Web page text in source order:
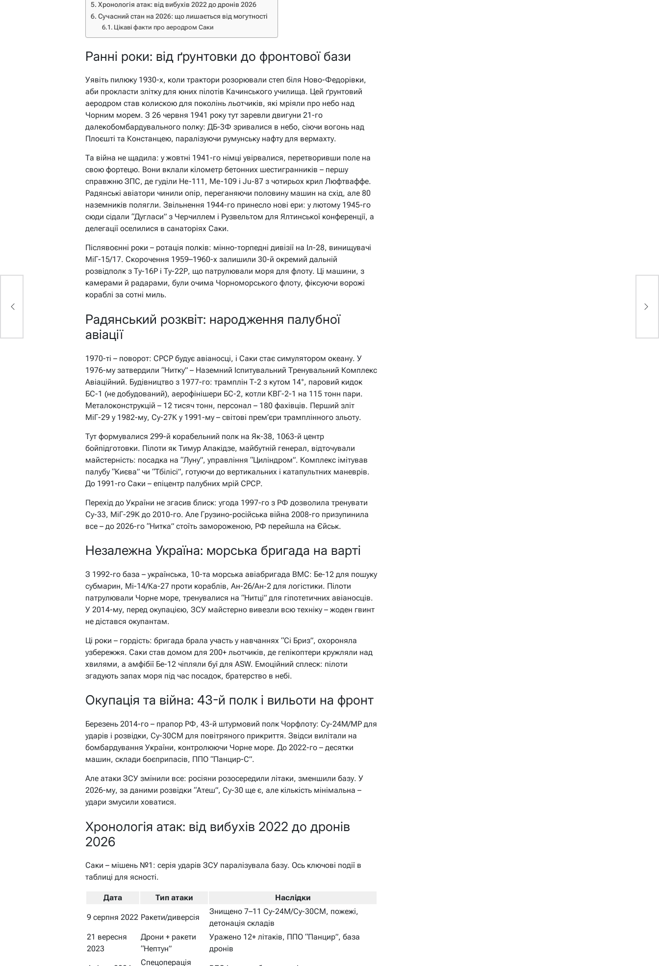
Хронологія атак: від вибухів 2022 до дронів 2026
Сучасний стан на 2026: що лишається від могутності
Цікаві факти про аеродром Саки
Ранні роки: від ґрунтовки до фронтової бази
Уявіть пилюку 1930-х, коли трактори розорювали степ біля Ново-Федорівки,
аби прокласти злітку для юних пілотів Качинського училища. Цей ґрунтовий
аеродром став колискою для поколінь льотчиків, які мріяли про небо над
Чорним морем. З 26 червня 1941 року тут заревли двигуни 21-го
далекобомбардувального полку: ДБ-3Ф зривалися в небо, сіючи вогонь над
Плоєшті та Констанцею, паралізуючи румунську нафту для вермахту.
Та війна не щадила: у жовтні 1941-го німці увірвалися, перетворивши поле на
свою фортецю. Вони вклали кілометр бетонних шестигранників – першу
справжню ЗПС, де гуділи He-111, Me-109 і Ju-87 з чотирьох крил Люфтваффе.
Радянські авіатори чинили опір, переганяючи половину машин на схід, але 80
наземників полягли. Звільнення 1944-го принесло нові ери: у лютому 1945-го
сюди сідали “Дугласи” з Черчиллем і Рузвельтом для Ялтинської конференції, а
делегації оселилися в санаторіях Саки.
Післявоєнні роки – ротація полків: мінно-торпедні дивізії на Іл-28, винищувачі
МіГ-15/17. Скорочення 1959–1960-х залишили 30-й окремий дальній
розвідполк з Ту-16Р і Ту-22Р, що патрулювали моря для флоту. Ці машини, з
камерами й радарами, були очима Чорноморського флоту, фіксуючи ворожі
кораблі за сотні миль.
Радянський розквіт: народження палубної
авіації
1970-ті – поворот: СРСР будує авіаносці, і Саки стає симулятором океану. У
1976-му затвердили “Нитку” – Наземний Іспитувальний Тренувальний Комплекс
Авіаційний. Будівництво з 1977-го: трамплін Т-2 з кутом 14°, паровий кидок
БС-1 (не добудований), аерофінішери БС-2, котли КВГ-2-1 на 115 тонн пари.
Металоконструкцій – 12 тисяч тонн, персонал – 180 фахівців. Перший зліт
МіГ-29 у 1982-му, Су-27К у 1991-му – світові прем’єри трамплінного зльоту.
Тут формувалися 299-й корабельний полк на Як-38, 1063-й центр
бойпідготовки. Пілоти як Тимур Апакідзе, майбутній генерал, відточували
майстерність: посадка на “Луну”, управління “Циліндром”. Комплекс імітував
палубу “Києва” чи “Тбілісі”, готуючи до вертикальних і катапультних маневрів.
До 1991-го Саки – епіцентр палубних мрій СРСР.
Перехід до України не згасив блиск: угода 1997-го з РФ дозволила тренувати
Су-33, МіГ-29К до 2010-го. Але Грузино-російська війна 2008-го призупинила
все – до 2026-го “Нитка” стоїть замороженою, РФ перейшла на Єйськ.
Незалежна Україна: морська бригада на варті
З 1992-го база – українська, 10-та морська авіабригада ВМС: Бе-12 для пошуку
субмарин, Мі-14/Ка-27 проти кораблів, Ан-26/Ан-2 для логістики. Пілоти
патрулювали Чорне море, тренувалися на “Нитці” для гіпотетичних авіаносців.
У 2014-му, перед окупацією, ЗСУ майстерно вивезли всю техніку – жоден гвинт
не дістався окупантам.
Ці роки – гордість: бригада брала участь у навчаннях “Сі Бриз”, охороняла
узбережжя. Саки став домом для 200+ льотчиків, де гелікоптери кружляли над
хвилями, а амфібії Бе-12 чіпляли буї для ASW. Емоційний сплеск: пілоти
згадують запах моря під час посадок, братерство в небі.
Окупація та війна: 43-й полк і вильоти на фронт
Березень 2014-го – прапор РФ, 43-й штурмовий полк Чорфлоту: Су-24М/МР для
ударів і розвідки, Су-30СМ для повітряного прикриття. Звідси вилітали на
бомбардування України, контролюючи Чорне море. До 2022-го – десятки
машин, склади боєприпасів, ППО “Панцир-С”.
Але атаки ЗСУ змінили все: росіяни розосередили літаки, зменшили базу. У
2026-му, за даними розвідки “Атеш”, Су-30 ще є, але кількість мінімальна –
удари змусили ховатися.
Хронологія атак: від вибухів 2022 до дронів
2026
Саки – мішень №1: серія ударів ЗСУ паралізувала базу. Ось ключові події в
таблиці для ясності.
Дата Тип атаки Наслідки
9 серпня 2022 Ракети/диверсія
Знищено 7–11 Су-24М/Су-30СМ, пожежі,
детонація складів
21 вересня
2023
Дрони + ракети
“Нептун”
Уражено 12+ літаків, ППО “Панцир”, база
дронів
Спецоперація